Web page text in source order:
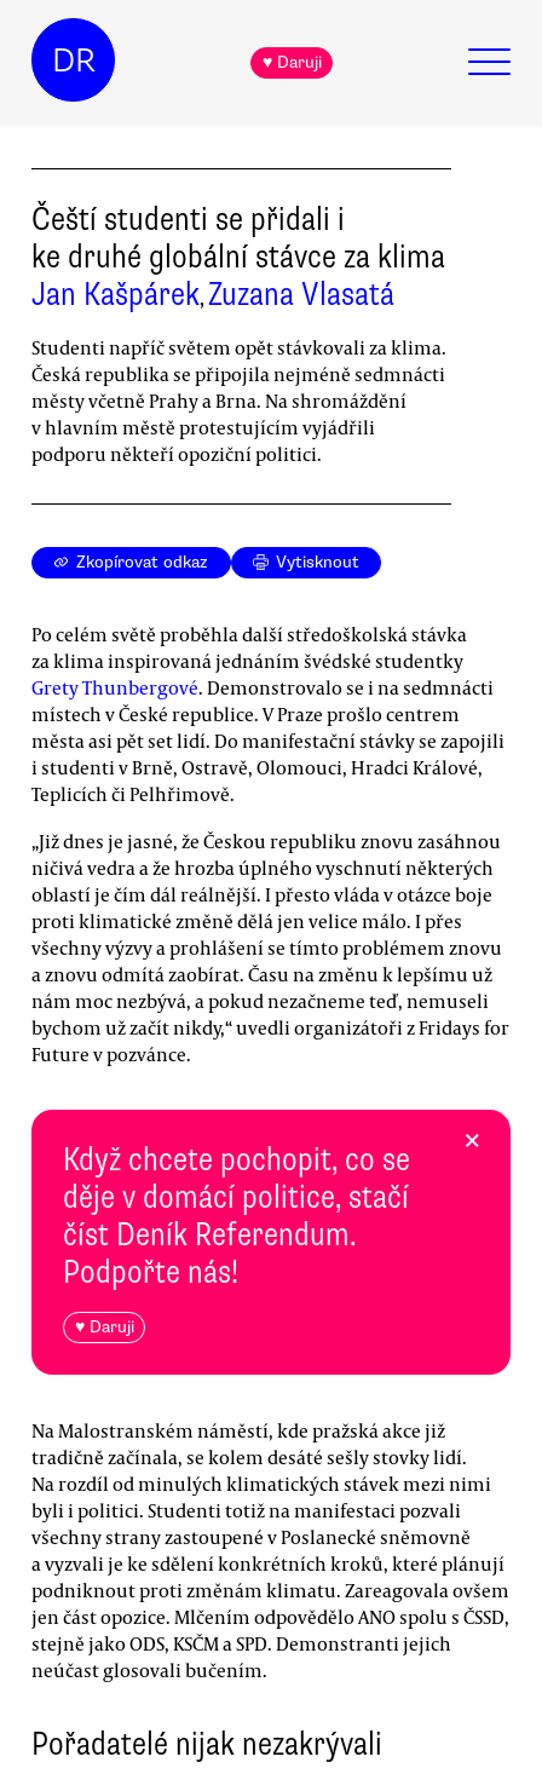
DR ♥ Daruji
Čeští studenti se přidali i
ke druhé globální stávce za klima
Jan Kašpárek,Zuzana Vlasatá
Studenti napříč světem opět stávkovali za klima.
Česká republika se připojila nejméně sedmnácti
městy včetně Prahy a Brna. Na shromáždění
v hlavním městě protestujícím vyjádřili
podporu někteří opoziční politici.
Zkopírovat odkaz Vytisknout
Po celém světě proběhla další středoškolská stávka
za klima inspirovaná jednáním švédské studentky
Grety Thunbergové. Demonstrovalo se i na sedmnácti
místech v České republice. V Praze prošlo centrem
města asi pět set lidí. Do manifestační stávky se zapojili
i studenti v Brně, Ostravě, Olomouci, Hradci Králové,
Teplicích či Pelhřimově.
„Již dnes je jasné, že Českou republiku znovu zasáhnou
ničivá vedra a že hrozba úplného vyschnutí některých
oblastí je čím dál reálnější. I přesto vláda v otázce boje
proti klimatické změně dělá jen velice málo. I přes
všechny výzvy a prohlášení se tímto problémem znovu
a znovu odmítá zaobírat. Času na změnu k lepšímu už
nám moc nezbývá, a pokud nezačneme teď, nemuseli
bychom už začít nikdy,“ uvedli organizátoři z Fridays for
Future v pozvánce.
Když chcete pochopit, co se
děje v domácí politice, stačí
číst Deník Referendum.
Podpořte nás!
♥ Daruji
×
Na Malostranském náměstí, kde pražská akce již
tradičně začínala, se kolem desáté sešly stovky lidí.
Na rozdíl od minulých klimatických stávek mezi nimi
byli i politici. Studenti totiž na manifestaci pozvali
všechny strany zastoupené v Poslanecké sněmovně
a vyzvali je ke sdělení konkrétních kroků, které plánují
podniknout proti změnám klimatu. Zareagovala ovšem
jen část opozice. Mlčením odpovědělo ANO spolu s ČSSD,
stejně jako ODS, KSČM a SPD. Demonstranti jejich
neúčast glosovali bučením.
Pořadatelé nijak nezakrývali